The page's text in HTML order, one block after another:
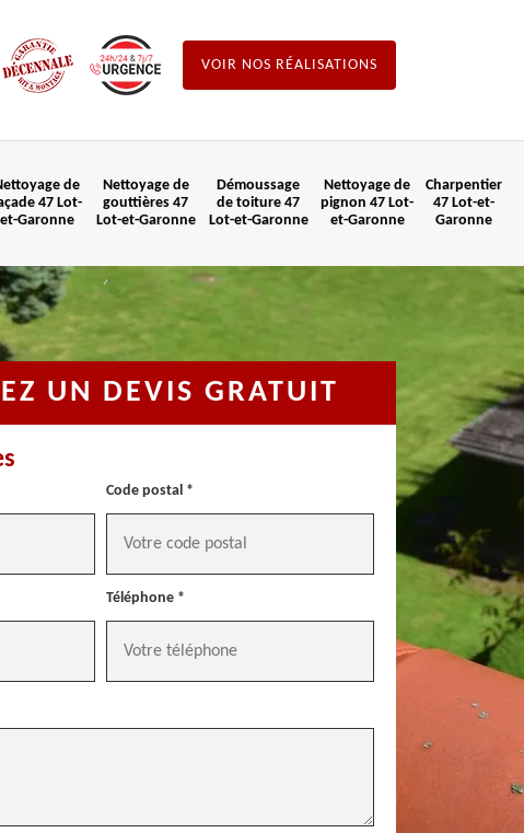
VOIR NOS RÉALISATIONS
de
47 Lot-
et-Garonne
Nettoyage de
gouttières 47
Lot-et-Garonne
Démoussage
de toiture 47
Lot-et-Garonne
Nettoyage de
pignon 47 Lot-
et-Garonne
Charpentier
47 Lot-et-
Garonne
UN DEVIS GRATUIT
Code postal *
Téléphone *